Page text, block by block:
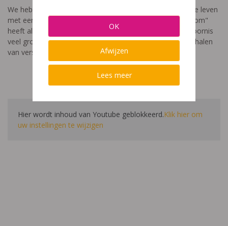
We hebben een video gemaakt die toont hoe het is om te leven
met een leerstoornis. De film met als titel: "Ik heet niet dom"
heeft als doel aan te tonen dat de impact van een leerstoornis
veel groter is dan enkel wat je ziet in de klas. Je hoort verhalen
van verschillende leerlingen en ouders.
Hier wordt inhoud van Youtube geblokkeerd.Klik hier om
uw instellingen te wijzigen
OK
Afwijzen
Lees meer